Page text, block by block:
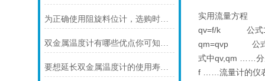
为正确使用阻旋料位计，选购时应注意以下几点
双金属温度计有哪些优点你可知道？
要想延长双金属温度计的使用寿命可少不了以下步骤
实用流量方程
qv=f/k 公式
qm=qvp 公
式中qv,qm ……分
f ……流量计的仪